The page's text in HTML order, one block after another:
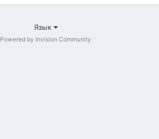
Язык
Powered by Invision Community